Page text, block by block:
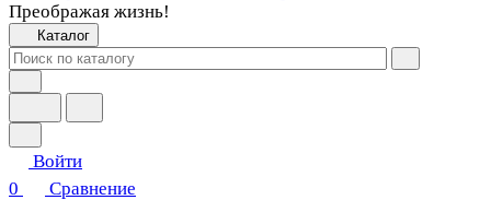
Преображая жизнь!
Каталог
Войти
0
Сравнение